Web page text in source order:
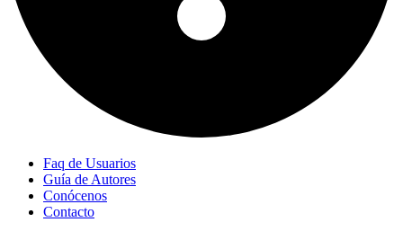
Faq de Usuarios
Guía de Autores
Conócenos
Contacto